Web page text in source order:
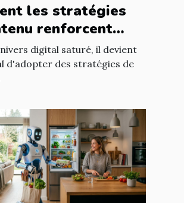
les stratégies
renforcent
client ?
digital saturé, il devient
d'adopter des stratégies de